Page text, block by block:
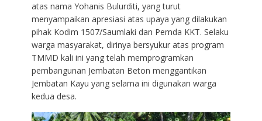
atas nama Yohanis Bulurditi, yang turut
menyampaikan apresiasi atas upaya yang dilakukan
pihak Kodim 1507/Saumlaki dan Pemda KKT. Selaku
warga masyarakat, dirinya bersyukur atas program
TMMD kali ini yang telah memprogramkan
pembangunan Jembatan Beton menggantikan
Jembatan Kayu yang selama ini digunakan warga
kedua desa.